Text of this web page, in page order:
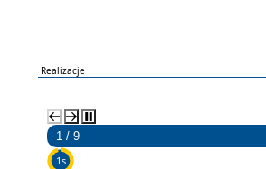
Realizacje
2 / 9
5s